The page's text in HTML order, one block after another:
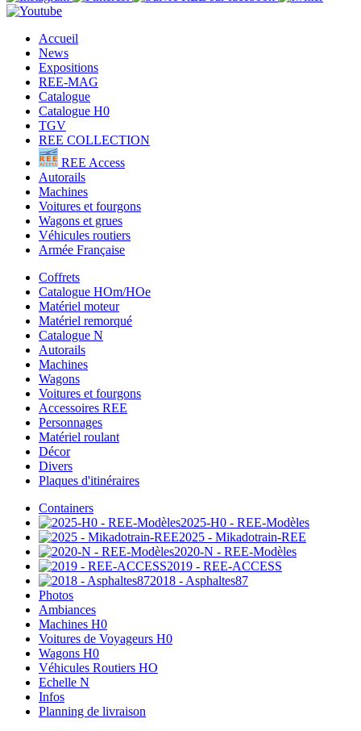
Accueil
News
Expositions
REE-MAG
Catalogue
Catalogue H0
TGV
REE COLLECTION
REE Access
Autorails
Machines
Voitures et fourgons
Wagons et grues
Véhicules routiers
Armée Française
Coffrets
Catalogue HOm/HOe
Matériel moteur
Matériel remorqué
Catalogue N
Autorails
Machines
Wagons
Voitures et fourgons
Accessoires REE
Personnages
Matériel roulant
Décor
Divers
Plaques d'itinéraires
Containers
2025-H0 - REE-Modèles
2025 - Mikadotrain-REE
2020-N - REE-Modèles
2019 - REE-ACCESS
2018 - Asphaltes87
Photos
Ambiances
Machines H0
Voitures de Voyageurs H0
Wagons H0
Véhicules Routiers HO
Echelle N
Infos
Planning de livraison